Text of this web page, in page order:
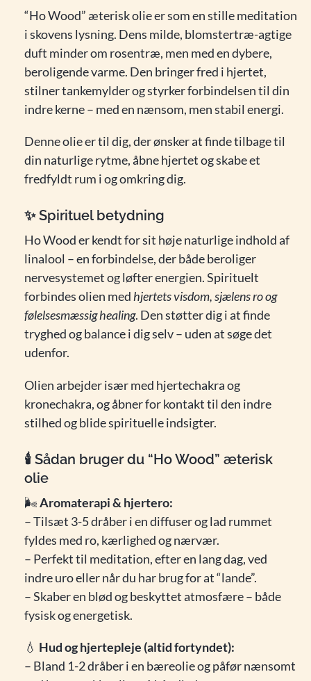
“Ho Wood” æterisk olie er som en stille meditation
i skovens lysning. Dens milde, blomstertræ-agtige
duft minder om rosentræ, men med en dybere,
beroligende varme. Den bringer fred i hjertet,
stilner tankemylder og styrker forbindelsen til din
indre kerne – med en nænsom, men stabil energi.
Denne olie er til dig, der ønsker at finde tilbage til
din naturlige rytme, åbne hjertet og skabe et
fredfyldt rum i og omkring dig.
✨Spirituel betydning
Ho Wood er kendt for sit høje naturlige indhold af
linalool – en forbindelse, der både beroliger
nervesystemet og løfter energien. Spirituelt
forbindes olien med hjertets visdom, sjælens ro og
følelsesmæssig healing. Den støtter dig i at finde
tryghed og balance i dig selv – uden at søge det
udenfor.
Olien arbejder især med hjertechakra og
kronechakra, og åbner for kontakt til den indre
stilhed og blide spirituelle indsigter.
🕯️ Sådan bruger du “Ho Wood” æterisk
olie
🌬️Aromaterapi & hjertero:
– Tilsæt 3-5 dråber i en diffuser og lad rummet
fyldes med ro, kærlighed og nærvær.
– Perfekt til meditation, efter en lang dag, ved
indre uro eller når du har brug for at “lande”.
– Skaber en blød og beskyttet atmosfære – både
fysisk og energetisk.
💧 Hud og hjertepleje (altid fortyndet):
– Bland 1-2 dråber i en bæreolie og påfør nænsomt